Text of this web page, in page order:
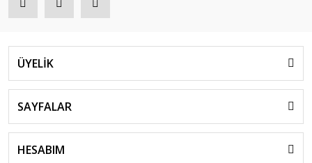
ÜYELİK
SAYFALAR
HESABIM